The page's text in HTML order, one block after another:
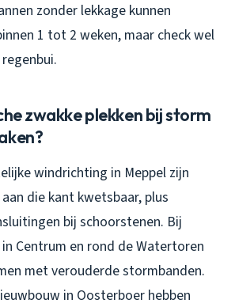
zonder lekkage kunnen
1 tot 2 weken, maar check wel
zwakke plekken bij storm
windrichting in Meppel zijn
die kant kwetsbaar, plus
bij schoorstenen. Bij
Centrum en rond de Watertoren
met verouderde stormbanden.
in Oosterboer hebben